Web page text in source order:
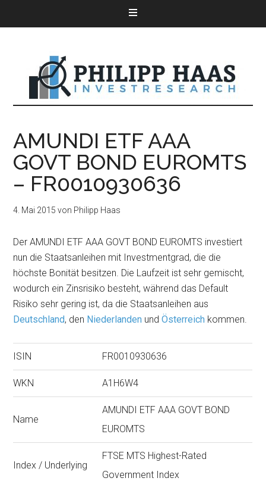
AMUNDI ETF AAA
GOVT BOND EUROMTS
– FR0010930636
4. Mai 2015 von Philipp Haas
Der AMUNDI ETF AAA GOVT BOND EUROMTS investiert
nun die Staatsanleihen mit Investmentgrad, die die
höchste Bonität besitzen. Die Laufzeit ist sehr gemischt,
wodurch ein Zinsrisiko besteht, während das Default
Risiko sehr gering ist, da die Staatsanleihen aus
Deutschland, den Niederlanden undÖsterreich kommen.
ISIN FR0010930636
WKN A1H6W4
Name
AMUNDI ETF AAA GOVT BOND
EUROMTS
Index / Underlying
FTSE MTS Highest-Rated
Government Index